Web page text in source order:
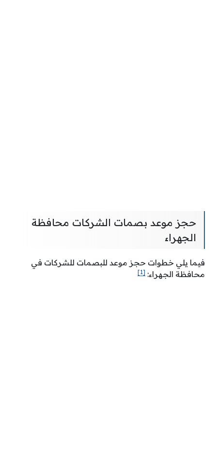
حجز موعد بصمات الشركات محافظة
الجهراء
فيما يلي خطوات حجز موعد للبصمات للشركات في
محافظة الجهراء: [1]